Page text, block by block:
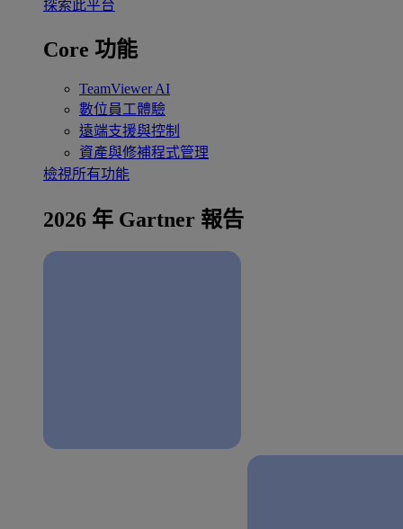
探索此平台
Core 功能
TeamViewer AI
數位員工體驗
遠端支援與控制
資產與修補程式管理
檢視所有功能
2026 年 Gartner 報告